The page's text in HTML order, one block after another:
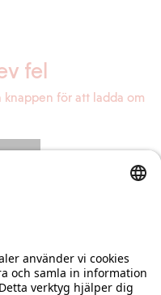
fel
knappen för att ladda om